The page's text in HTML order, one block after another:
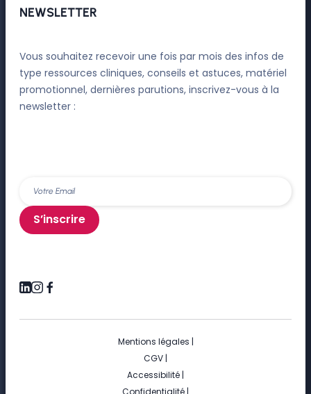
NEWSLETTER
Vous souhaitez recevoir une fois par mois des infos de
type ressources cliniques, conseils et astuces, matériel
promotionnel, dernières parutions, inscrivez-vous à la
newsletter :
S’inscrire
Mentions légales |
CGV |
Accessibilité |
Confidentialité |